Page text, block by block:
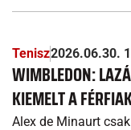
Tenisz2026.06.30.
WIMBLEDON:
KIEMELT A
Alex de Minaurt